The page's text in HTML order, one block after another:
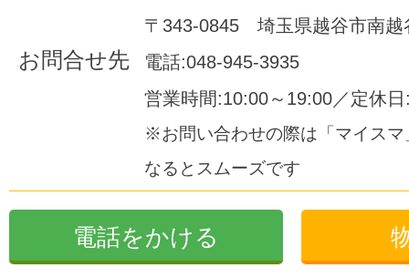
お問合せ先
〒343-0845 埼玉県越谷市南越
電話:048-945-3935
営業時間:10:00～19:00／定休
※お問い合わせの際は「マイス
なるとスムーズです
電話をかける